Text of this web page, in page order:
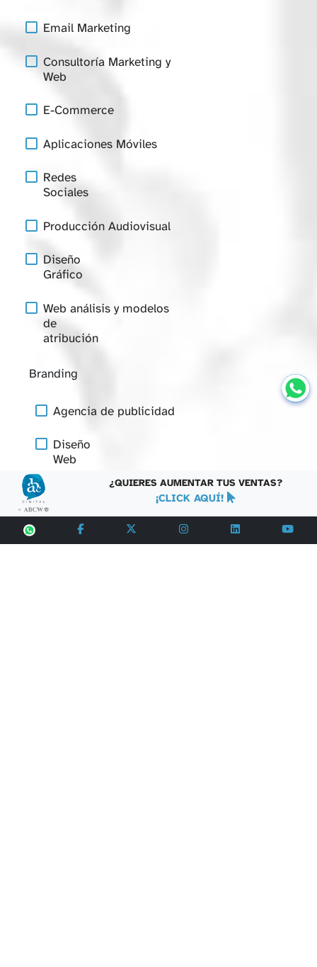
Email Marketing
Consultoría Marketing y
Web
E-Commerce
Aplicaciones Móviles
Redes
Sociales
Producción Audiovisual
Diseño
Gráfico
Web análisis y modelos
de
atribución
Branding
Agencia de publicidad
Diseño
Web
Contenido
¿QUIERES AUMENTAR TUS VENTAS?
¡CLICK AQUÍ!